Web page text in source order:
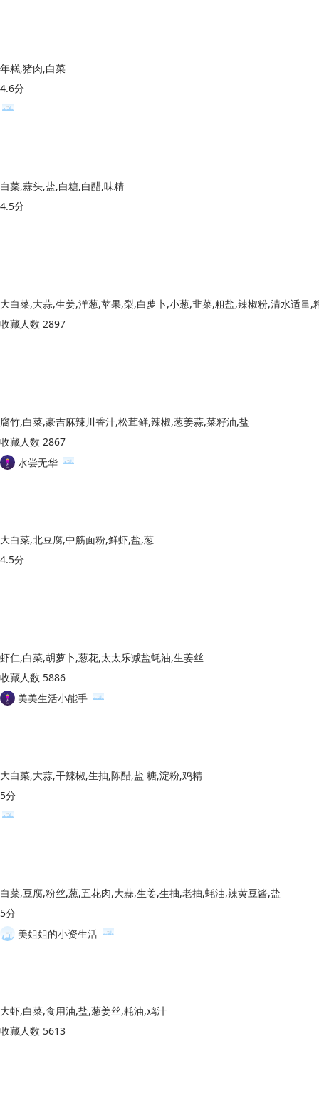
年糕,猪肉,白菜
4.6分
白菜,蒜头,盐,白糖,白醋,味精
4.5分
大白菜,大蒜,生姜,洋葱,苹果,梨,白萝卜,小葱,韭菜,粗盐,辣椒粉,清水适量,
收藏人数 2897
腐竹,白菜,豪吉麻辣川香汁,松茸鲜,辣椒,葱姜蒜,菜籽油,盐
收藏人数 2867
水尝无华
大白菜,北豆腐,中筋面粉,鲜虾,盐,葱
4.5分
虾仁,白菜,胡萝卜,葱花,太太乐减盐蚝油,生姜丝
收藏人数 5886
美美生活小能手
大白菜,大蒜,干辣椒,生抽,陈醋,盐 糖,淀粉,鸡精
5分
白菜,豆腐,粉丝,葱,五花肉,大蒜,生姜,生抽,老抽,蚝油,辣黄豆酱,盐
5分
美姐姐的小资生活
大虾,白菜,食用油,盐,葱姜丝,耗油,鸡汁
收藏人数 5613